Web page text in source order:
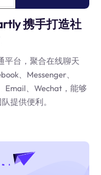
携手打造社
平台，聚合在线聊天
、Messenger、
Email、Wechat，能够
提供便利。